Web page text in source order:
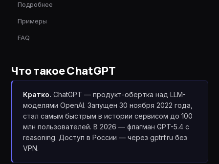
Подробнее
Примеры
FAQ
Что такоеChatGPT
Кратко. ChatGPT — продукт-обёртка над LLM-
моделями OpenAI. Запущен 30 ноября 2022 года,
стал самым быстрым в истории сервисом до 100
млн пользователей. В 2026 — флагман GPT-5.4 с
reasoning. Доступ в России — через gptrf.ru без
VPN.